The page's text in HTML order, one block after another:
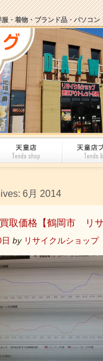
・着物・ブランド品・パソコ
6月 2014
取価格【鶴岡市 リサ
by リサイクルショッ